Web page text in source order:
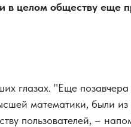
в целом обществу еще
глазах. "Еще
математики, были
пользователей, –